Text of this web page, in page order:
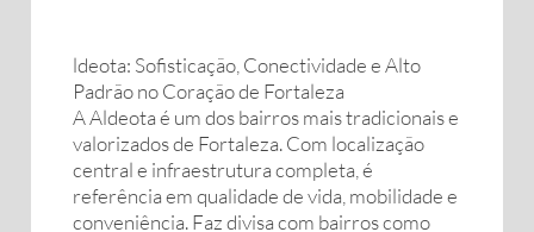
ldeota: Sofisticação, Conectividade e Alto
Padrão no Coração de Fortaleza
A Aldeota é um dos bairros mais tradicionais e
valorizados de Fortaleza. Com localização
central e infraestrutura completa, é
referência em qualidade de vida, mobilidade e
conveniência. Faz divisa com bairros como